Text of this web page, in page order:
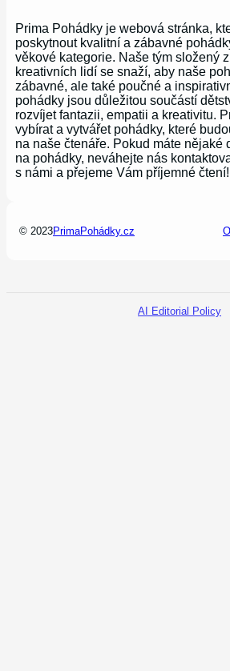
Prima Pohádky je webová stránka,
poskytnout kvalitní a zábavné
věkové kategorie. Naše tým složený
kreativních lidí se snaží, aby naše
zábavné, ale také poučné a
pohádky jsou důležitou součástí
rozvíjet fantazii, empatii a kreativitu.
vybírat a vytvářet pohádky, které
na naše čtenáře. Pokud máte nějaké
na pohádky, neváhejte nás
s námi a přejeme Vám příjemné čtení!
© 2023PrimaPohádky.cz
AI Editorial Policy